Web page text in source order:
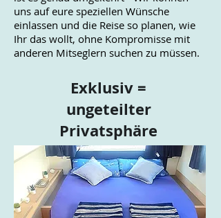
uns auf eure speziellen Wünsche
einlassen und die Reise so planen, wie
Ihr das wollt, ohne Kompromisse mit
anderen Mitseglern suchen zu müssen.
​Exklusiv =
ungeteilter
Privatsphäre